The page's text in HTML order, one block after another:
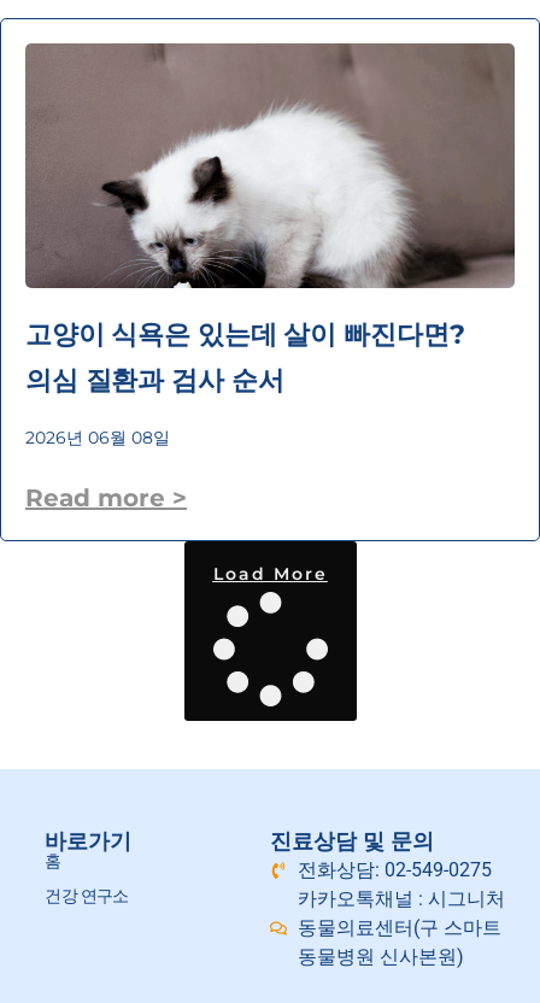
고양이 식욕은 있는데 살이 빠진다면?
의심 질환과 검사 순서
2026년 06월 08일
Read more >
Load More
바로가기
홈
건강 연구소
진료상담 및 문의
전화상담: 02-549-0275
카카오톡채널 : 시그니처
동물의료센터(구 스마트
동물병원 신사본원)